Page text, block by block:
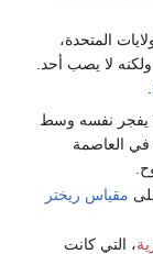
المتحدة،
ركاماً لارتفاع 12.000 متر، ولكنه لا يصب أحد.
يفجر نفسه وسط
العاصمة
مقياس ريختر
، التي كانت